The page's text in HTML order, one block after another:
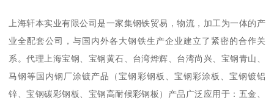
上海轩本实业有限公司是一家集钢铁贸易，物流，加工为一体的产
业全配套公司，与国内外各大钢铁生产企业建立了紧密的合作关
系。代理上海宝钢、宝钢黄石、台湾烨辉、台湾尚兴、宝钢青山、
马钢等国内钢厂涂镀产品（宝钢彩钢板、宝钢彩涂板、宝钢镀铝
锌、宝钢碳彩钢板、宝钢高耐候彩钢板）产品广泛应用于：五金、